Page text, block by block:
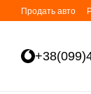
Перейти к
Продать авто